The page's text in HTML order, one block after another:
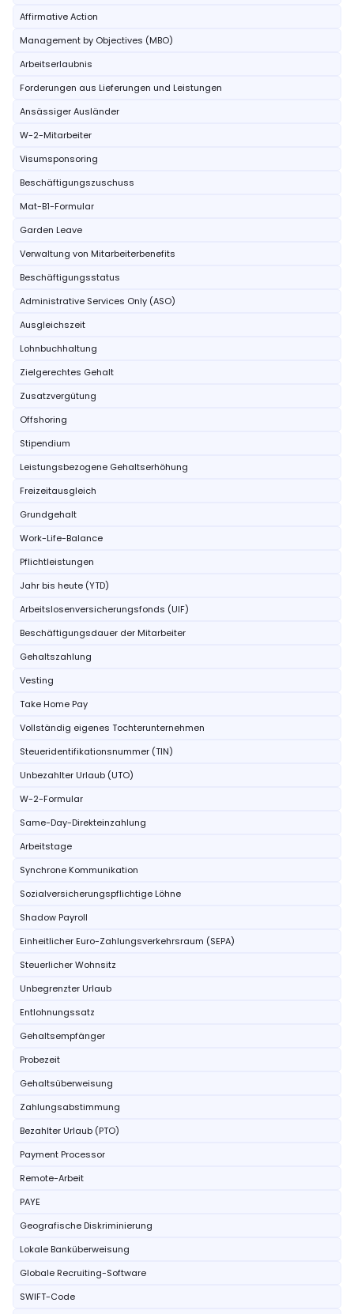
Affirmative Action
Management by Objectives (MBO)
Arbeitserlaubnis
Forderungen aus Lieferungen und Leistungen
Ansässiger Ausländer
W-2-Mitarbeiter
Visumsponsoring
Beschäftigungszuschuss
Mat-B1-Formular
Garden Leave
Verwaltung von Mitarbeiterbenefits
Beschäftigungsstatus
Administrative Services Only (ASO)
Ausgleichszeit
Lohnbuchhaltung
Zielgerechtes Gehalt
Zusatzvergütung
Offshoring
Stipendium
Leistungsbezogene Gehaltserhöhung
Freizeitausgleich
Grundgehalt
Work-Life-Balance
Pflichtleistungen
Jahr bis heute (YTD)
Arbeitslosenversicherungsfonds (UIF)
Beschäftigungsdauer der Mitarbeiter
Gehaltszahlung
Vesting
Take Home Pay
Vollständig eigenes Tochterunternehmen
Steueridentifikationsnummer (TIN)
Unbezahlter Urlaub (UTO)
W-2-Formular
Same-Day-Direkteinzahlung
Arbeitstage
Synchrone Kommunikation
Sozialversicherungspflichtige Löhne
Shadow Payroll
Einheitlicher Euro-Zahlungsverkehrsraum (SEPA)
Steuerlicher Wohnsitz
Unbegrenzter Urlaub
Entlohnungssatz
Gehaltsempfänger
Probezeit
Gehaltsüberweisung
Zahlungsabstimmung
Bezahlter Urlaub (PTO)
Payment Processor
Remote-Arbeit
PAYE
Geografische Diskriminierung
Lokale Banküberweisung
Globale Recruiting-Software
SWIFT-Code